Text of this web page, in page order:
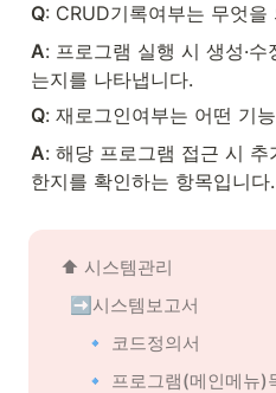
Q: CRUD기록여부는 무엇을
A: 프로그램 실행 시 생성·
는지를 나타냅니다.
Q: 재로그인여부는 어떤 기
A: 해당 프로그램 접근 시
한지를 확인하는 항목입니다.
⬆️ 시스템관리
➡️시스템보고서
🔹 코드정의서
🔹 프로그램(메인메뉴)